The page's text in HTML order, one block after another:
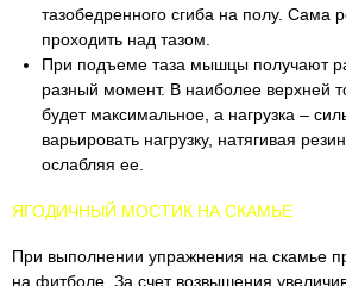
тазобедренного сгиба на полу. Сама
проходить над тазом.
При подъеме таза мышцы получают
разный момент. В наиболее верхней
будет максимальное, а нагрузка –
варьировать нагрузку, натягивая
ослабляя ее.
ЯГОДИЧНЫЙ МОСТИК НА СКАМЬЕ
При выполнении упражнения на скамье
на фитболе. За счет возвышения